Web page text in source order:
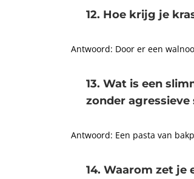
12. Hoe krijg je
Antwoord: Door er een
13. Wat is een
zonder
Antwoord: Een pasta van
14. Waarom zet